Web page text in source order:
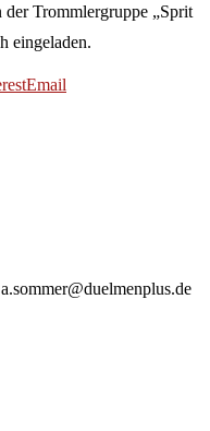
Trommlergruppe „Sprit
eingeladen.
Email